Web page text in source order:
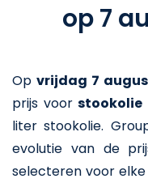
op 7
Op vrijdag 7
prijs voor stookolie
liter stookolie.
evolutie van de
selecteren voor